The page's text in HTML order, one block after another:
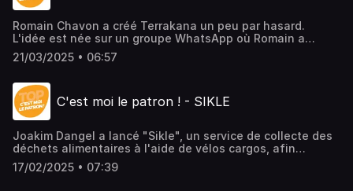
Romain Chavon a créé Terrakana un peu par hasard.
L'idée est née sur un groupe WhatsApp où Romain a
challengé des amis en proposant des énigmes à résoudre.
Le concept a été poussé pour créer un jeu en ligne qui
entreprise.> L'épisode en vidéo en cliquant ici
21/03/2025 • 06:57
C'est moi le patron ! - SIKLE
Joakim Dangel a lancé "Sikle", un service de collecte des
déchets alimentaires à l'aide de vélos cargos, afin
d'alimenter en compost les installations d'agriculture
urbaine. Depuis le lancement, Sikle a collecté 1.7 million
17/02/2025 • 07:39